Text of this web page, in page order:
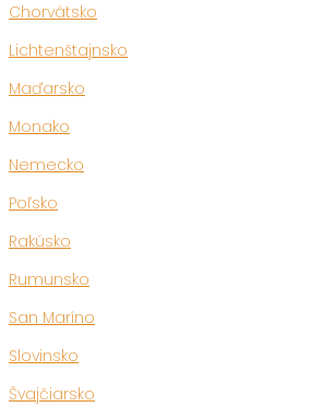
Chorvátsko
Lichtenštajnsko
Maďarsko
Monako
Nemecko
Poľsko
Rakúsko
Rumunsko
San Maríno
Slovinsko
Švajčiarsko